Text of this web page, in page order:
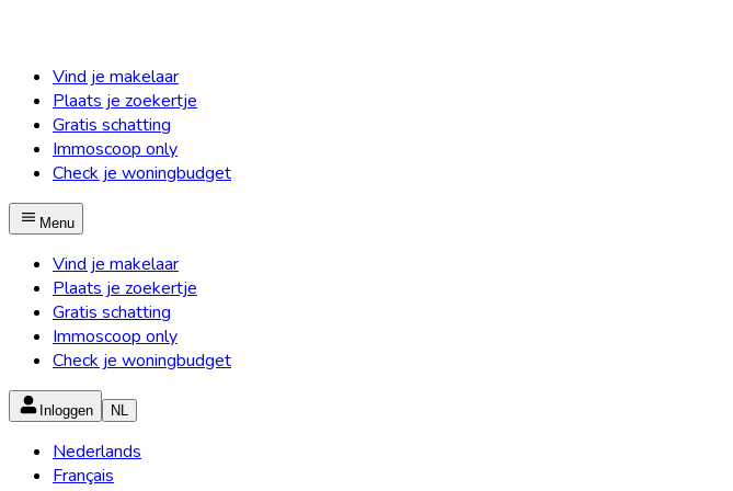
Vind je makelaar
Plaats je zoekertje
Gratis schatting
Immoscoop only
Check je woningbudget
Menu
Vind je makelaar
Plaats je zoekertje
Gratis schatting
Immoscoop only
Check je woningbudget
Inloggen NL
Nederlands
Français